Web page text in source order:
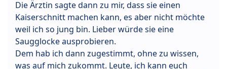
Die Ärztin sagte dann zu mir, dass sie einen
Kaiserschnitt machen kann, es aber nicht möchte
weil ich so jung bin. Lieber würde sie eine
Saugglocke ausprobieren.
Dem hab ich dann zugestimmt, ohne zu wissen,
was auf mich zukommt. Leute, ich kann euch